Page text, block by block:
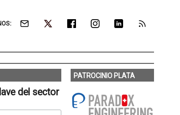
del sector
PATROCINIO PLATA